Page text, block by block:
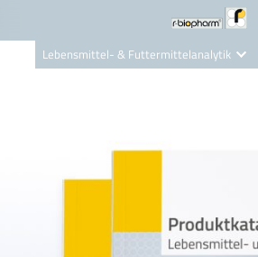
Lebensmittel- & Futtermittelanalytik